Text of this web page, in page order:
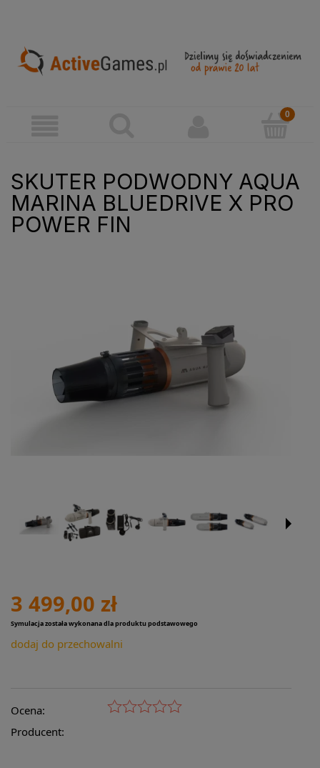
SKUTER PODWODNY AQUA
MARINA BLUEDRIVE X PRO
POWER FIN
3 499,00 zł
Symulacja została wykonana dla produktu podstawowego
dodaj do przechowalni
Ocena:
Producent: